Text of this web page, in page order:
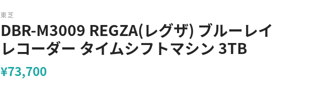
東芝
DBR-M3009 REGZA(レグザ) ブルーレイ
レコーダー タイムシフトマシン 3TB
¥73,700